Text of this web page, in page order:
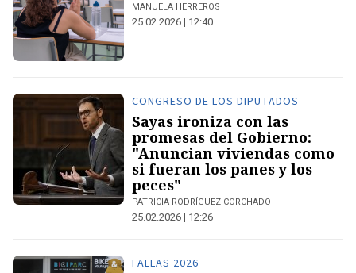
MANUELA HERREROS
25.02.2026 | 12:40
CONGRESO DE LOS DIPUTADOS
Sayas ironiza con las
promesas del Gobierno:
"Anuncian viviendas como
si fueran los panes y los
peces"
PATRICIA RODRÍGUEZ CORCHADO
25.02.2026 | 12:26
FALLAS 2026